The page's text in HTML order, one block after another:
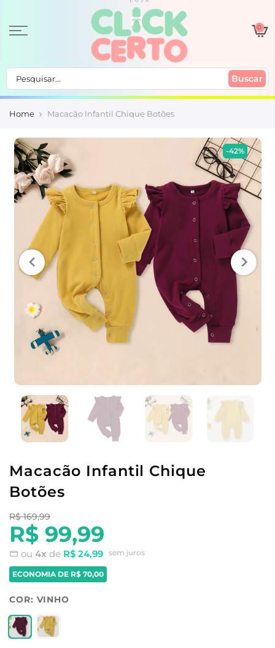
0
Buscar
Home Macacão Infantil Chique Botões
-42%
Macacão Infantil Chique
Botões
R$ 169,99
R$ 99,99
ou 4x de R$ 24,99 sem juros
ECONOMIA DE R$ 70,00
COR: VINHO